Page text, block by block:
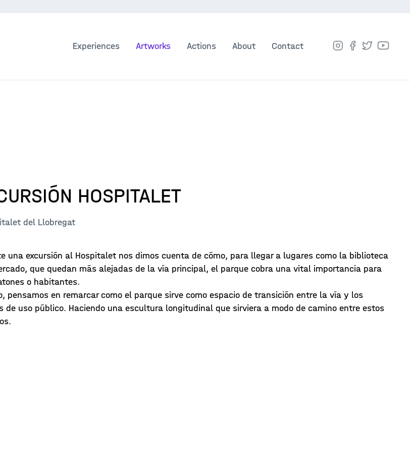
Experiences Artworks Actions About Contact
HOSPITALET
del Llobregat
una excursión al Hospitalet nos dimos cuenta de cómo, para llegar a lugares como la biblioteca
que quedan más alejadas de la vía principal, el parque cobra una vital importancia para
o habitantes.
pensamos en remarcar como el parque sirve como espacio de transición entre la vía y los
de uso público. Haciendo una escultura longitudinal que sirviera a modo de camino entre estos